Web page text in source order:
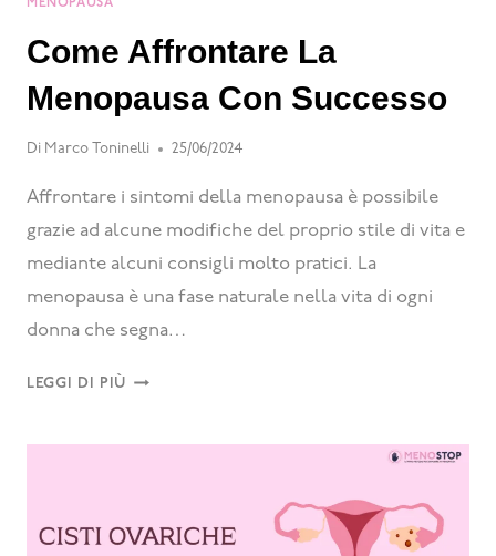
MENOPAUSA
Come Affrontare La
Menopausa Con Successo
Di Marco Toninelli 25/06/2024
Affrontare i sintomi della menopausa è possibile
grazie ad alcune modifiche del proprio stile di vita e
mediante alcuni consigli molto pratici. La
menopausa è una fase naturale nella vita di ogni
donna che segna…
LEGGI DI PIÙ